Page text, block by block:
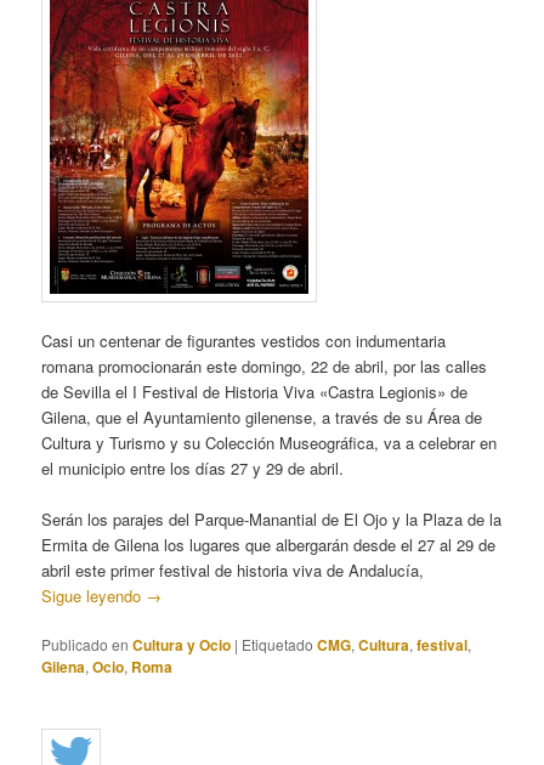
Casi un centenar de figurantes vestidos con indumentaria
romana promocionarán este domingo, 22 de abril, por las calles
de Sevilla el I Festival de Historia Viva «Castra Legionis» de
Gilena, que el Ayuntamiento gilenense, a través de su Área de
Cultura y Turismo y su Colección Museográfica, va a celebrar en
el municipio entre los días 27 y 29 de abril.
Serán los parajes del Parque-Manantial de El Ojo y la Plaza de la
Ermita de Gilena los lugares que albergarán desde el 27 al 29 de
abril este primer festival de historia viva de Andalucía,
Sigue leyendo →
Publicado en Cultura y Ocio | Etiquetado CMG,Cultura,festival,
Gilena,Ocio, Roma